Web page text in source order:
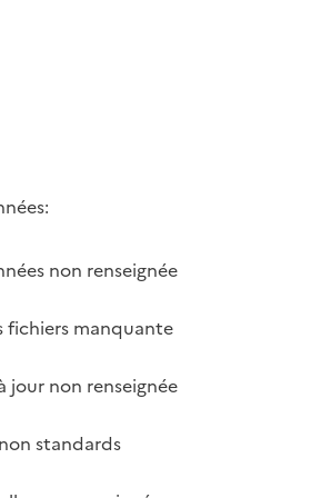
non renseignée
manquante
jour non renseignée
standards